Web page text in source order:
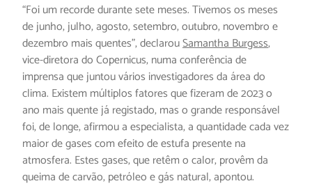
“Foi um recorde durante sete meses. Tivemos os meses
de junho, julho, agosto, setembro, outubro, novembro e
dezembro mais quentes”, declarouSamantha Burgess,
vice-diretora do Copernicus, numa conferência de
imprensa que juntou vários investigadores da área do
clima. Existem múltiplos fatores que fizeram de 2023 o
ano mais quente já registado, mas o grande responsável
foi, de longe, afirmou a especialista, a quantidade cada vez
maior de gases com efeito de estufa presente na
atmosfera. Estes gases, que retêm o calor, provêm da
queima de carvão, petróleo e gás natural, apontou.